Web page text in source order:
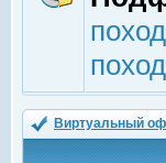
Виртуальный